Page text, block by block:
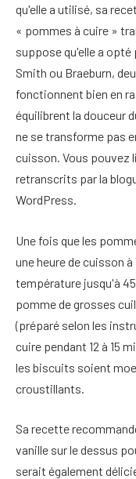
qu'elle a utilisé, sa
« pommes à cuire »
suppose qu'elle a opté
Smith ou Braeburn,
fonctionnent bien en
équilibrent la douceur
ne se transforme pas
cuisson. Vous pouvez
retranscrits par la
WordPress.
Une fois que les
une heure de cuisson
température jusqu'à
pomme de grosses
(préparé selon les
cuire pendant 12 à 15
les biscuits soient
croustillants.
Sa recette
vanille sur le dessus
serait également